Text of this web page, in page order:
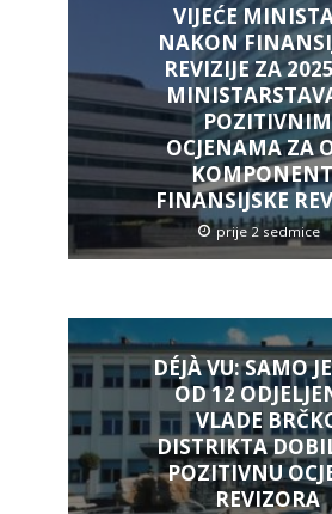
VIJEĆE
NAKON
REVIZIJE ZA
POZITIVNIM
OCJENAMA ZA
FINANSIJSKE
prije 2 sedmice
DÉJÀ VU: SAMO
OD 12
VLADE
DISTRIKTA
POZITIVNU
REVIZORA